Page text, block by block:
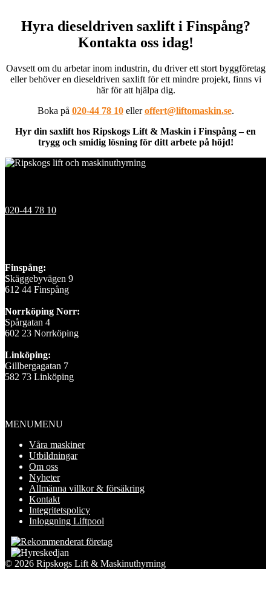
Hyra dieseldriven saxlift i Finspång?
Kontakta oss idag!
Oavsett om du arbetar inom industrin, du driver ett stort byggföretag
eller behöver en dieseldriven saxlift för ett mindre projekt, finns vi
här för att hjälpa dig.
Boka på 020-44 78 10elleroffert@liftomaskin.se.
Hyr din saxlift hos Ripskogs Lift & Maskin i Finspång – en
trygg och smidig lösning för ditt arbete på höjd!
020-44 78 10
Finspång:
Skäggebyvägen 9
612 44 Finspång
Norrköping Norr:
Spårgatan 4
602 23 Norrköping
Linköping:
Gillbergagatan 7
582 73 Linköping
MENUMENU
Våra maskiner
Utbildningar
Om oss
Nyheter
Allmänna villkor & försäkring
Kontakt
Integritetspolicy
Inloggning Liftpool
© 2026 Ripskogs Lift & Maskinuthyrning